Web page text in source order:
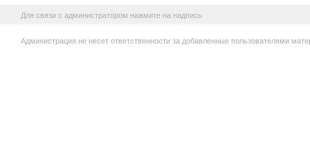
Для связи с администратором нажмите на надпись
Администрация не несет ответственности за добавленные пользователями